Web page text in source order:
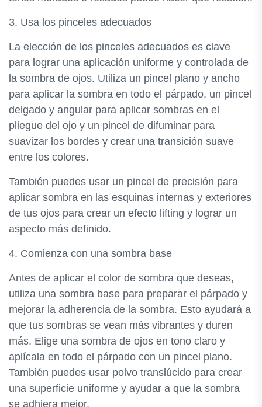
3. Usa los pinceles adecuados
La elección de los pinceles adecuados es clave
para lograr una aplicación uniforme y controlada de
la sombra de ojos. Utiliza un pincel plano y ancho
para aplicar la sombra en todo el párpado, un pincel
delgado y angular para aplicar sombras en el
pliegue del ojo y un pincel de difuminar para
suavizar los bordes y crear una transición suave
entre los colores.
También puedes usar un pincel de precisión para
aplicar sombra en las esquinas internas y exteriores
de tus ojos para crear un efecto lifting y lograr un
aspecto más definido.
4. Comienza con una sombra base
Antes de aplicar el color de sombra que deseas,
utiliza una sombra base para preparar el párpado y
mejorar la adherencia de la sombra. Esto ayudará a
que tus sombras se vean más vibrantes y duren
más. Elige una sombra de ojos en tono claro y
aplícala en todo el párpado con un pincel plano.
También puedes usar polvo translúcido para crear
una superficie uniforme y ayudar a que la sombra
se adhiera mejor.